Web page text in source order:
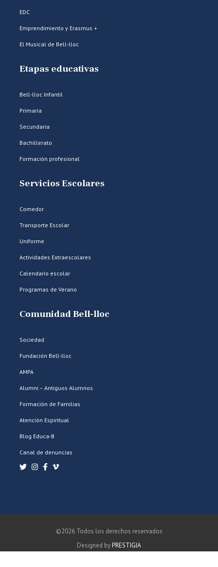
EDC
Emprendimiento y Erasmus +
El Musical de Bell-lloc
Etapas educativas
Bell-lloc Infantil
Primaria
Secundaria
Bachillerato
Formación profesional
Servicios Escolares
Comedor
Transporte Escolar
Uniforme
Actividades Extraescolares
Calendario escolar
Programas de Verano
Comunidad Bell-lloc
Sociedad
Fundación Bell-lloc
AMPA
Alumni – Antiguos Alumnos
Formación de Familias
Atención Espiritual
Blog Educa-B
Canal de denuncias
©2026 Todos los derechos reservados
Designed byPRESTIGIA